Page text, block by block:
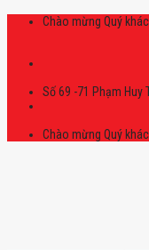
Skip
Chào mừng Quý
Số 69 -71 Phạm Huy
Chào mừng Quý